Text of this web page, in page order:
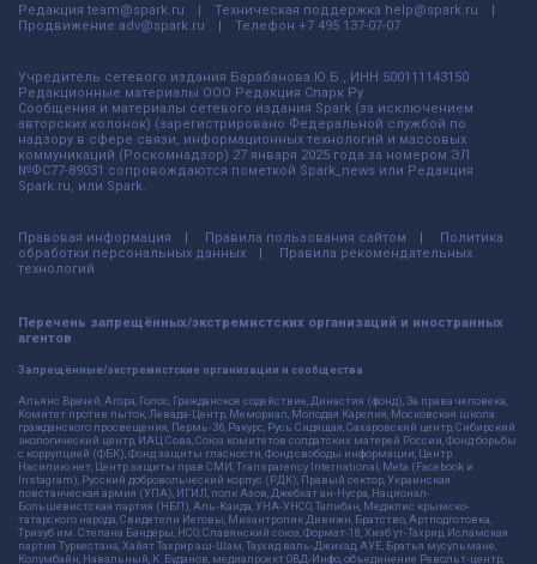
Редакция team@spark.ru Техническая поддержка help@spark.ru
Продвижение adv@spark.ru Телефон +7 495 137-07-07
Учредитель сетевого издания Барабанова.Ю.Б., ИНН 500111143150
Редакционные материалы ООО Редакция Спарк Ру
Сообщения и материалы сетевого издания Spark (за исключением
авторских колонок) (зарегистрировано Федеральной службой по
надзору в сфере связи, информационных технологий и массовых
коммуникаций (Роскомнадзор) 27 января 2025 года за номером ЭЛ
№ФС77-89031 сопровождаются пометкой Spark_news или Редакция
Spark.ru, или Spark.
Правовая информация Правила пользования сайтом
Политика
обработки персональных данных
Правила рекомендательных
технологий
Перечень запрещённых/экстремистских организаций и иностранных
агентов
Запрещённые/экстремистские организации и сообщества
Альянс Врачей, Агора, Голос, Гражданское содействие, Династия (фонд), За права человека,
Комитет против пыток, Левада-Центр, Мемориал, Молодая Карелия, Московская школа
гражданского просвещения, Пермь-36, Ракурс, Русь Сидящая, Сахаровский центр, Сибирский
экологический центр, ИАЦ Сова, Союз комитетов солдатских матерей России, Фонд борьбы
с коррупцией (ФБК), Фонд защиты гласности, Фонд свободы информации, Центр
Насилию.нет, Центр защиты прав СМИ, Transparency International, Meta (Facebook и
Instagram), Русский добровольческий корпус (РДК), Правый сектор, Украинская
повстанческая армия (УПА), ИГИЛ, полк Азов, Джебхат ан-Нусра, Национал-
Большевистская партия (НБП), Аль-Каида, УНА-УНСО, Талибан, Меджлис крымско-
татарского народа, Свидетели Иеговы, Мизантропик Дивижн, Братство, Артподготовка,
Тризуб им. Степана Бандеры, НСО, Славянский союз, Формат-18, Хизб ут-Тахрир, Исламская
партия Туркестана, Хайят Тахрир аш-Шам, Таухид валь-Джихад, АУЕ, Братья мусульмане,
Колумбайн, Навальный, К. Буданов, медиапроект ОВД-Инфо, объединение Револьт-центр,